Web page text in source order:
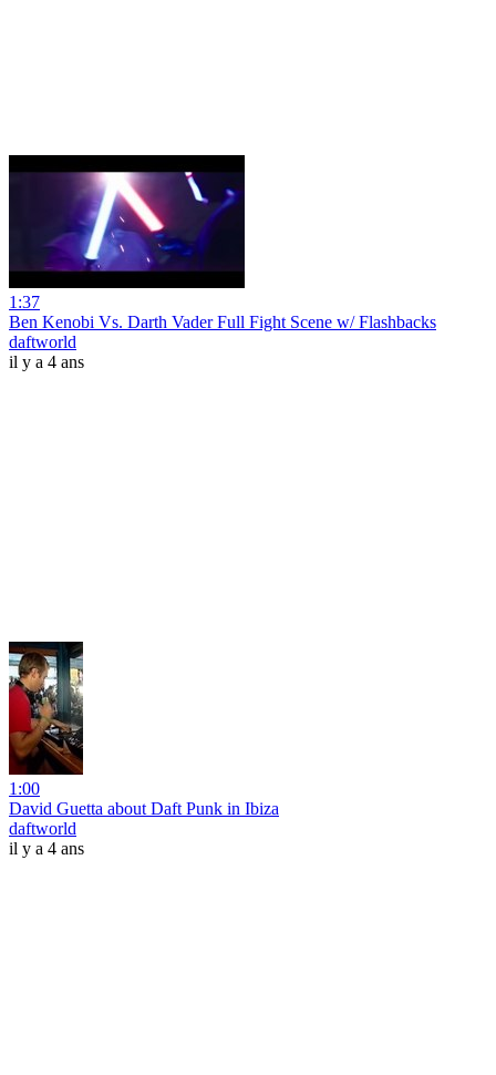
1:37
Ben Kenobi Vs. Darth Vader Full Fight Scene w/ Flashbacks
daftworld
il y a 4 ans
1:00
David Guetta about Daft Punk in Ibiza
daftworld
il y a 4 ans